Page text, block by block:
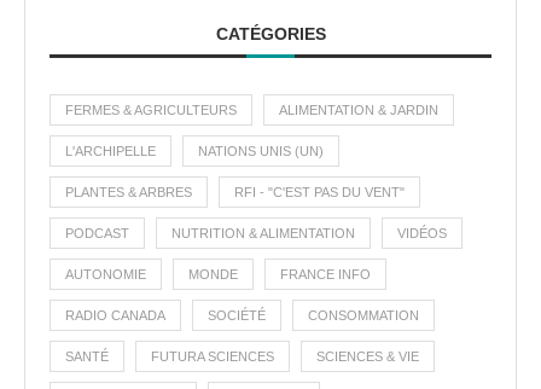
CATÉGORIES
FERMES & AGRICULTEURS ALIMENTATION & JARDIN
L'ARCHIPELLE NATIONS UNIS (UN)
PLANTES & ARBRES RFI - "C'EST PAS DU VENT"
PODCAST NUTRITION & ALIMENTATION VIDÉOS
AUTONOMIE MONDE FRANCE INFO
RADIO CANADA SOCIÉTÉ CONSOMMATION
SANTÉ FUTURA SCIENCES SCIENCES & VIE